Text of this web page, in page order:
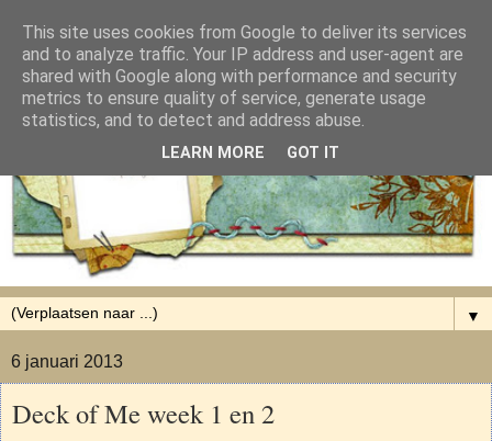
▼
6 januari 2013
Deck of Me week 1 en 2
This site uses cookies from Google to deliver its services
and to analyze traffic. Your IP address and user-agent are
shared with Google along with performance and security
metrics to ensure quality of service, generate usage
statistics, and to detect and address abuse.
LEARN MORE GOT IT